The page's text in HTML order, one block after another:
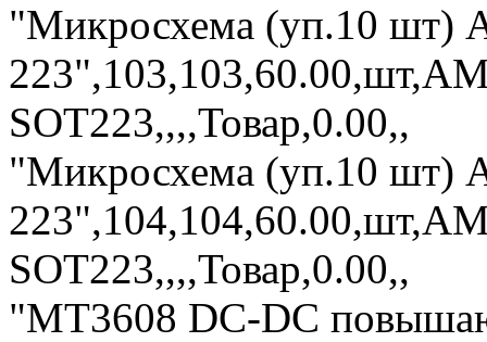
"Микросхема (уп.10 шт)
SOT223,,,,Товар,0.00,,
"Микросхема (уп.10 шт)
SOT223,,,,Товар,0.00,,
"MT3608 DC-DC